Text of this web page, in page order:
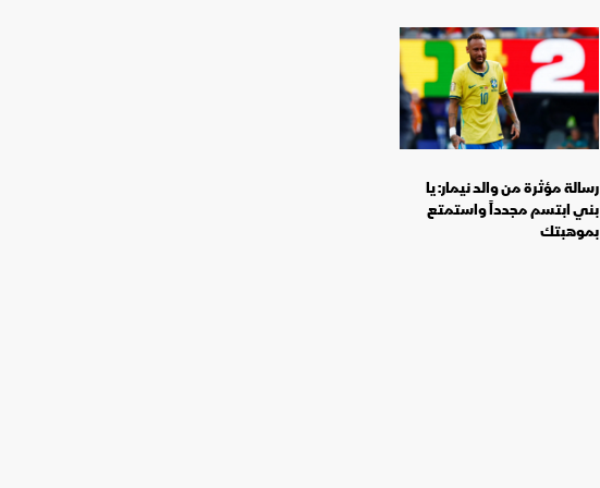
رسالة مؤثرة من والد نيمار: يا
بني ابتسم مجدداً واستمتع
بموهبتك